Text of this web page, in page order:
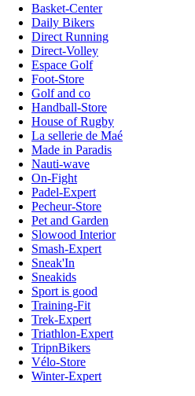
Basket-Center
Daily Bikers
Direct Running
Direct-Volley
Espace Golf
Foot-Store
Golf and co
Handball-Store
House of Rugby
La sellerie de Maé
Made in Paradis
Nauti-wave
On-Fight
Padel-Expert
Pecheur-Store
Pet and Garden
Slowood Interior
Smash-Expert
Sneak'In
Sneakids
Sport is good
Training-Fit
Trek-Expert
Triathlon-Expert
TripnBikers
Vélo-Store
Winter-Expert